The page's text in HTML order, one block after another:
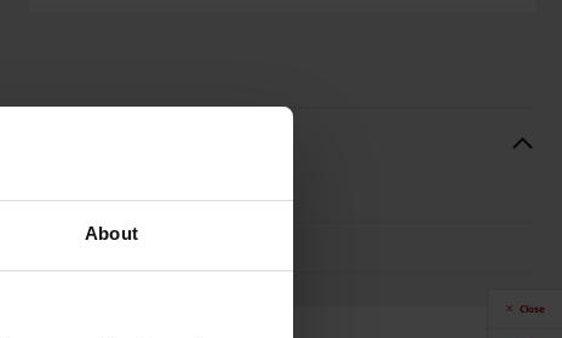
About
Клас натоварване
B125, C250
Close